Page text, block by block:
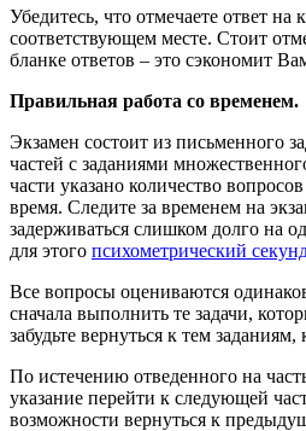
Убедитесь, что отмечаете ответ на
соответствующем месте. Стоит
бланке ответов – это сэкономит
Правильная работа со временем.
Экзамен состоит из письменного
частей с заданиями
части указано количество
время. Следите за временем на
задерживаться слишком долго на
для этого психометрический
Все вопросы оцениваются
сначала выполнить те задачи,
забудьте вернуться к тем
По истечению отведенного на
указание перейти к следующей
возможности вернуться к